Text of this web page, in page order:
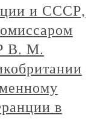
и СССР,
В. М.
в